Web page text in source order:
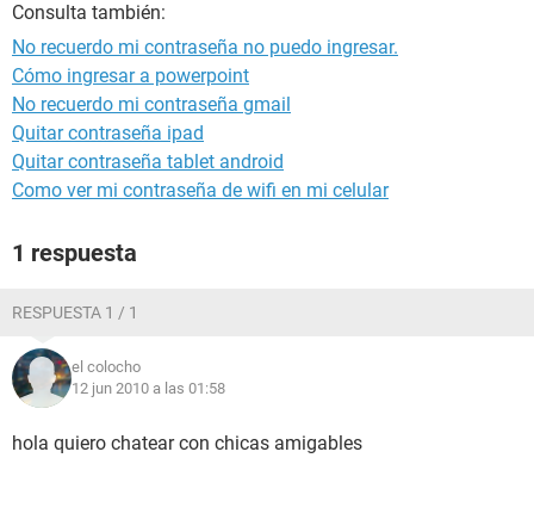
Consulta también:
No recuerdo mi contraseña no puedo ingresar.
Cómo ingresar a powerpoint
No recuerdo mi contraseña gmail
Quitar contraseña ipad
Quitar contraseña tablet android
Como ver mi contraseña de wifi en mi celular
1 respuesta
RESPUESTA 1 / 1
el colocho
12 jun 2010 a las 01:58
hola quiero chatear con chicas amigables